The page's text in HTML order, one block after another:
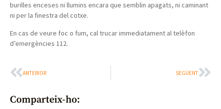
burilles enceses ni llumins encara que semblin apagats, ni caminant
ni per la finestra del cotxe.
En cas de veure foc o fum, cal trucar immediatament al telèfon
d’emergències 112.
ANTERIOR SEGÜENT
Comparteix-ho: